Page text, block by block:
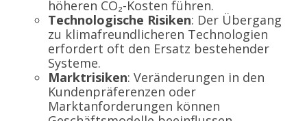
höheren CO₂-Kosten führen.
Technologische Risiken: Der Übergang
zu klimafreundlicheren Technologien
erfordert oft den Ersatz bestehender
Systeme.
Marktrisiken: Veränderungen in den
Kundenpräferenzen oder
Marktanforderungen können